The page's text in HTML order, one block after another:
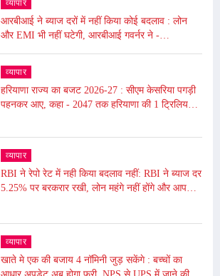
व्यापार
आरबीआई ने ब्याज दरों में नहीं किया कोई बदलाव : लोन
और EMI भी नहीं घटेगी, आरबीआई गवर्नर ने -
व्यापार
हरियाणा राज्य का बजट 2026-27 : सीएम केसरिया पगड़ी
पहनकर आए, कहा - 2047 तक हरियाणा की 1 ट्रिलियन
व्यापार
RBI ने रेपो रेट में नही किया बदलाव नहीं: RBI ने ब्याज दर
5.25% पर बरकरार रखी, लोन महंगे नहीं होंगे और आपकी
व्यापार
खाते मे एक की बजाय 4 नॉमिनी जुड़ सकेंगे : बच्चों का